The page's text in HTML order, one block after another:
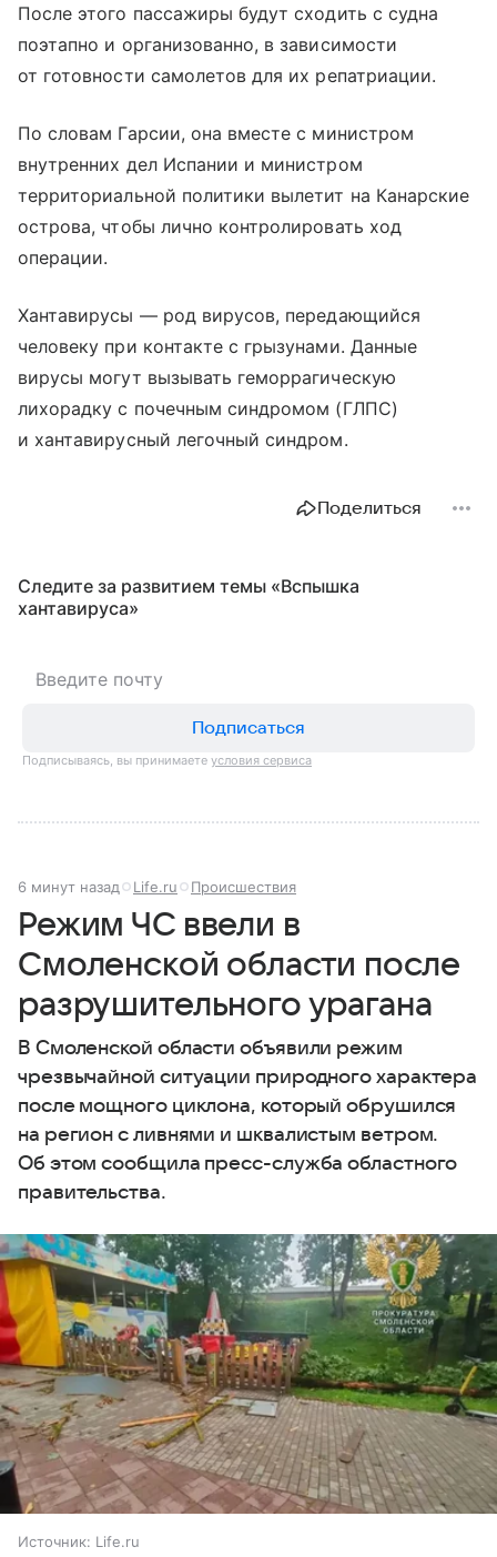
После этого пассажиры будут сходить с судна
поэтапно и организованно, в зависимости
от готовности самолетов для их репатриации.
По словам Гарсии, она вместе с министром
внутренних дел Испании и министром
территориальной политики вылетит на Канарские
острова, чтобы лично контролировать ход
операции.
Хантавирусы — род вирусов, передающийся
человеку при контакте с грызунами. Данные
вирусы могут вызывать геморрагическую
лихорадку с почечным синдромом (ГЛПС)
и хантавирусный легочный синдром.
Поделиться
Следите за развитием темы «Вспышка
хантавируса»
Подписаться
Подписываясь, вы принимаете условия сервиса
6 минут назад Life.ru Происшествия
Режим ЧС ввели в
Смоленской области после
разрушительного урагана
В Смоленской области объявили режим
чрезвычайной ситуации природного характера
после мощного циклона, который обрушился
на регион с ливнями и шквалистым ветром.
Об этом сообщила пресс-служба областного
правительства.
Источник: Life.ru